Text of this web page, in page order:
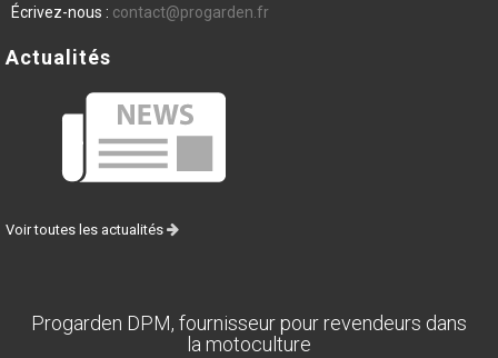
Écrivez-nous : contact@progarden.fr
Actualités
Voir toutes les actualités
Progarden DPM, fournisseur pour revendeurs dans
la motoculture